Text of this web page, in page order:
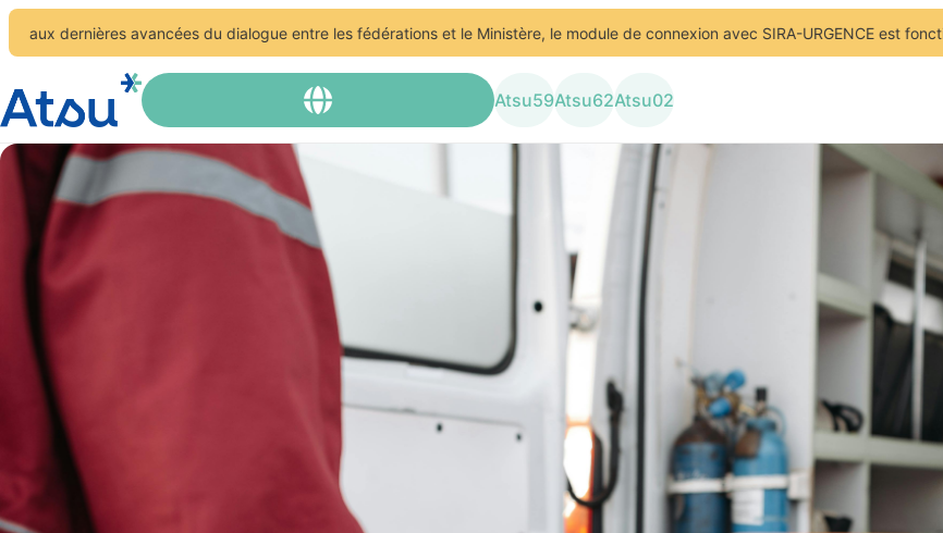
avancées du dialogue entre les fédérations et le Ministère, le module de connexion avec SIRA-URGENCE est fonctionnel
Atsu59Atsu62Atsu02